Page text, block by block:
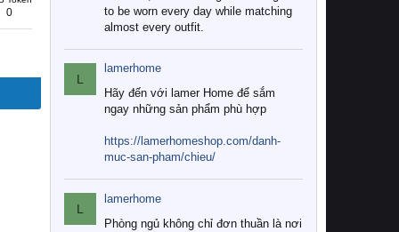
0
to be worn every day while matching
almost every outfit.
L
lamerhome
Hãy đến với lamer Home để sắm
ngay những sản phẩm phù hợp
https://lamerhomeshop.com/danh-
muc-san-pham/chieu/
L
lamerhome
Phòng ngủ không chỉ đơn thuần là nơi